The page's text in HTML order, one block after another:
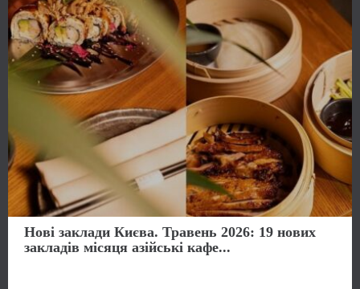
Нові заклади Києва. Травень 2026: 19 нових
закладів місяця азійські кафе...